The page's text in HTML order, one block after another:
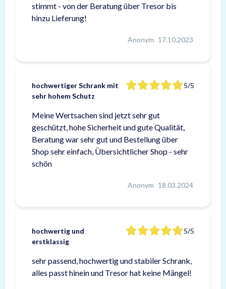
stimmt - von der Beratung über Tresor bis
hinzu Lieferung!
Anonym 17.10.2023
hochwertiger Schrank mit
sehr hohem Schutz
5/5
Meine Wertsachen sind jetzt sehr gut
geschützt, hohe Sicherheit und gute Qualität,
Beratung war sehr gut und Bestellung über
Shop sehr einfach, Übersichtlicher Shop - sehr
schön
Anonym 18.03.2024
hochwertig und
erstklassig
5/5
sehr passend, hochwertig und stabiler Schrank,
alles passt hinein und Tresor hat keine Mängel!